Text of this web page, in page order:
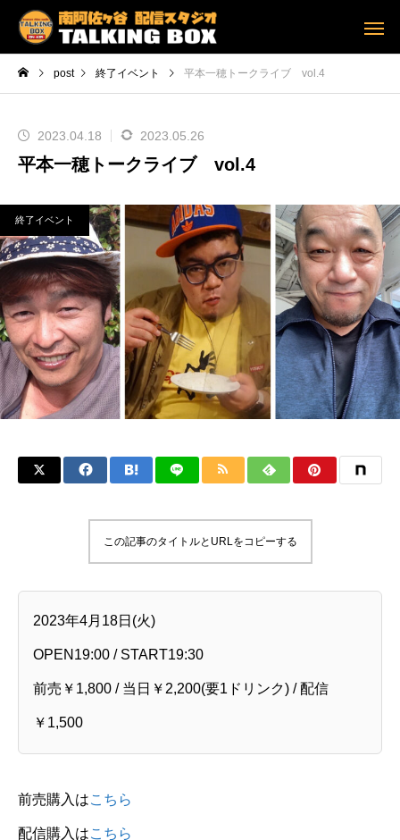
post 終了イベント 平本一穂トークライブ vol.4
2023.04.18 2023.05.26
平本一穂トークライブ vol.4
終了イベント
この記事のタイトルとURLをコピーする
2023年4月18日(火)
OPEN19:00 / START19:30
前売￥1,800 / 当日￥2,200(要1ドリンク) / 配信
￥1,500
前売購入はこちら
配信購入はこちら